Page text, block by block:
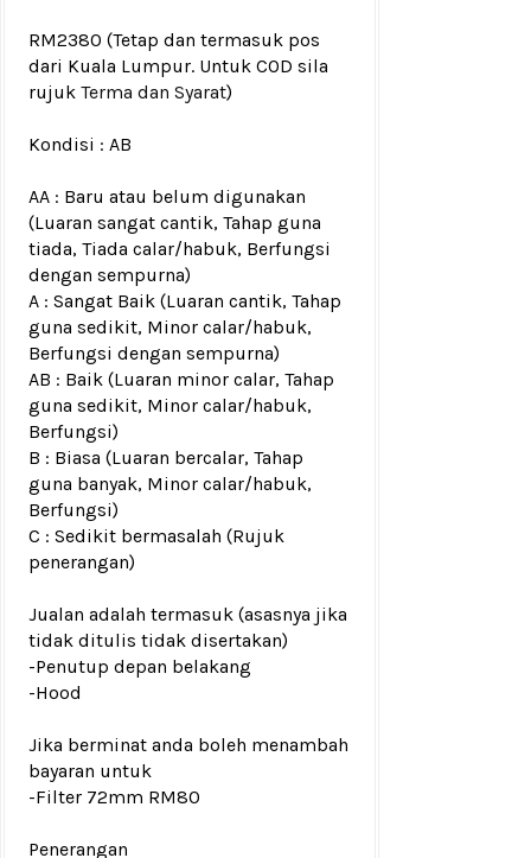
RM2380 (Tetap dan termasuk pos
dari Kuala Lumpur. Untuk COD sila
rujuk Terma dan Syarat)
Kondisi : AB
AA : Baru atau belum digunakan
(Luaran sangat cantik, Tahap guna
tiada, Tiada calar/habuk, Berfungsi
dengan sempurna)
A : Sangat Baik (Luaran cantik, Tahap
guna sedikit, Minor calar/habuk,
Berfungsi dengan sempurna)
AB : Baik (Luaran minor calar, Tahap
guna sedikit, Minor calar/habuk,
Berfungsi)
B : Biasa (Luaran bercalar, Tahap
guna banyak, Minor calar/habuk,
Berfungsi)
C : Sedikit bermasalah (Rujuk
penerangan)
Jualan adalah termasuk (asasnya jika
tidak ditulis tidak disertakan)
-Penutup depan belakang
-Hood
Jika berminat anda boleh menambah
bayaran untuk
-Filter 72mm RM80
Penerangan